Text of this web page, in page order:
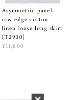
Asymmetric panel
raw edge cotton
linen loose long skirt
[T2930]
¥11,800